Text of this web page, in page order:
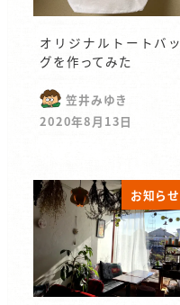
オリジナルトートバッ
グを作ってみた
笠井みゆき
2020年8月13日
お知らせ